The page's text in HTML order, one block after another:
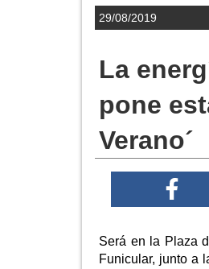
29/08/2019
La
pone
Verano´
Será en la Plaza
Funicular, junto a